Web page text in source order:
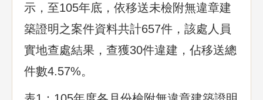
示，至105年底，依移送未檢附無違章建
築證明之案件資料共計657件，該處人員
實地查處結果，查獲30件違建，佔移送總
件數4.57%。